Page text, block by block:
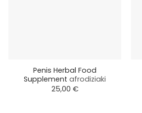
Penis Herbal Food
Supplement afrodiziaki
25,00 €